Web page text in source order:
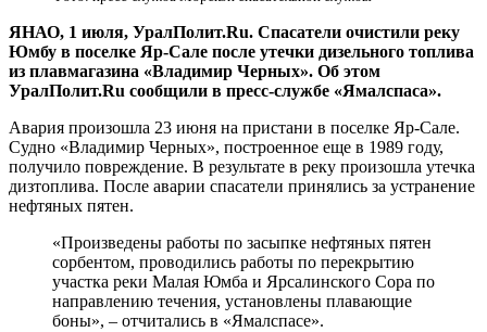
​ЯНАО, 1 июля, УралПолит.Ru. Спасатели очистили реку
Юмбу в поселке Яр-Сале после утечки дизельного топлива
из плавмагазина «Владимир Черных». Об этом
УралПолит.Ru сообщили в пресс-службе «Ямалспаса».
Авария произошла 23 июня на пристани в поселке Яр-Сале.
Судно «Владимир Черных», построенное еще в 1989 году,
получило повреждение. В результате в реку произошла утечка
дизтоплива. После аварии спасатели принялись за устранение
нефтяных пятен.
«Произведены работы по засыпке нефтяных пятен
сорбентом, проводились работы по перекрытию
участка реки Малая Юмба и Ярсалинского Сора по
направлению течения, установлены плавающие
боны», – отчитались в «Ямалспасе».